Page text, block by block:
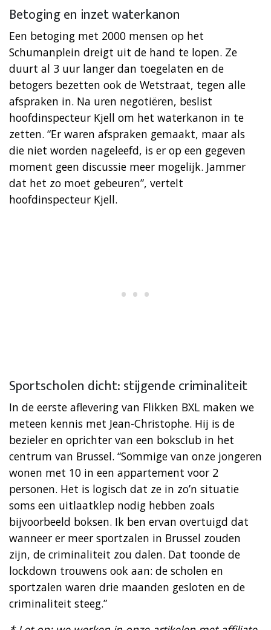
Betoging en inzet waterkanon
Een betoging met 2000 mensen op het
Schumanplein dreigt uit de hand te lopen. Ze
duurt al 3 uur langer dan toegelaten en de
betogers bezetten ook de Wetstraat, tegen alle
afspraken in. Na uren negotiëren, beslist
hoofdinspecteur Kjell om het waterkanon in te
zetten. “Er waren afspraken gemaakt, maar als
die niet worden nageleefd, is er op een gegeven
moment geen discussie meer mogelijk. Jammer
dat het zo moet gebeuren”, vertelt
hoofdinspecteur Kjell.
Sportscholen dicht: stijgende criminaliteit
In de eerste aflevering van Flikken BXL maken we
meteen kennis met Jean-Christophe. Hij is de
bezieler en oprichter van een boksclub in het
centrum van Brussel. “Sommige van onze jongeren
wonen met 10 in een appartement voor 2
personen. Het is logisch dat ze in zo’n situatie
soms een uitlaatklep nodig hebben zoals
bijvoorbeeld boksen. Ik ben ervan overtuigd dat
wanneer er meer sportzalen in Brussel zouden
zijn, de criminaliteit zou dalen. Dat toonde de
lockdown trouwens ook aan: de scholen en
sportzalen waren drie maanden gesloten en de
criminaliteit steeg.”